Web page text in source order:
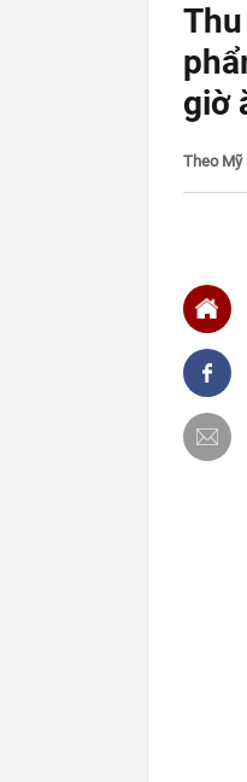
giờ
Theo Mỹ